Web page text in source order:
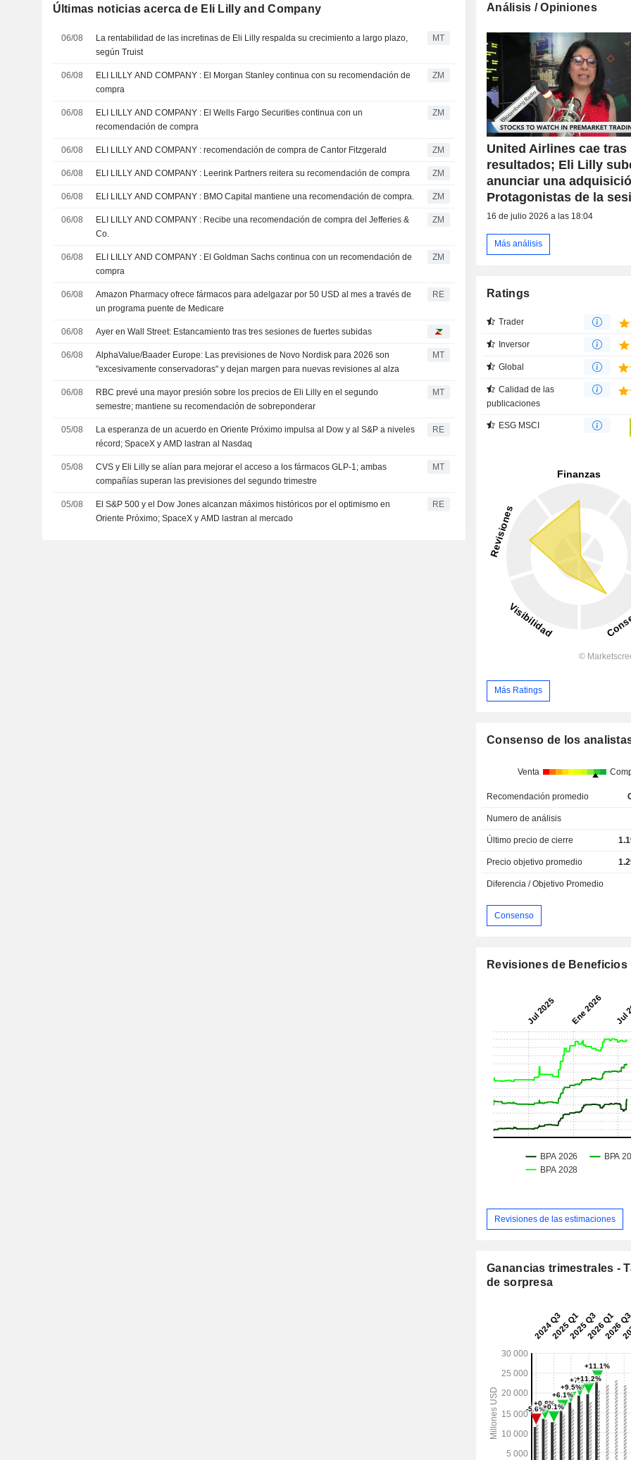
Últimas noticias acerca de Eli Lilly and Company
06/08
La rentabilidad de las incretinas de Eli Lilly respalda su crecimiento a largo plazo,
según Truist
MT
06/08
ELI LILLY AND COMPANY : El Morgan Stanley continua con su recomendación de
compra
ZM
06/08
ELI LILLY AND COMPANY : El Wells Fargo Securities continua con un
recomendación de compra
ZM
06/08 ELI LILLY AND COMPANY : recomendación de compra de Cantor Fitzgerald ZM
06/08 ELI LILLY AND COMPANY : Leerink Partners reitera su recomendación de compra ZM
06/08 ELI LILLY AND COMPANY : BMO Capital mantiene una recomendación de compra. ZM
06/08
ELI LILLY AND COMPANY : Recibe una recomendación de compra del Jefferies &
Co.
ZM
06/08
ELI LILLY AND COMPANY : El Goldman Sachs continua con un recomendación de
compra
ZM
06/08
Amazon Pharmacy ofrece fármacos para adelgazar por 50 USD al mes a través de
un programa puente de Medicare
RE
06/08 Ayer en Wall Street: Estancamiento tras tres sesiones de fuertes subidas
06/08
AlphaValue/Baader Europe: Las previsiones de Novo Nordisk para 2026 son
"excesivamente conservadoras" y dejan margen para nuevas revisiones al alza
MT
06/08
RBC prevé una mayor presión sobre los precios de Eli Lilly en el segundo
semestre; mantiene su recomendación de sobreponderar
MT
05/08
La esperanza de un acuerdo en Oriente Próximo impulsa al Dow y al S&P a niveles
récord; SpaceX y AMD lastran al Nasdaq
RE
05/08
CVS y Eli Lilly se alían para mejorar el acceso a los fármacos GLP-1; ambas
compañías superan las previsiones del segundo trimestre
MT
05/08
El S&P 500 y el Dow Jones alcanzan máximos históricos por el optimismo en
Oriente Próximo; SpaceX y AMD lastran al mercado
RE
Análisis / Opiniones
United Airlines cae tras
resultados; Eli Lilly
anunciar una
Protagonistas de la
16 de julio 2026 a las 18:04
Más análisis
Ratings
Trader
Inversor
Global
Calidad de las
publicaciones
ESG MSCI
Más Ratings
Consenso de los
Venta
Recomendación promedio
Numero de análisis
Último precio de cierre
Precio objetivo promedio
Diferencia / Objetivo Promedio
Consenso
Revisiones de Beneficios
Revisiones de las estimaciones
Ganancias trimestrales -
de sorpresa